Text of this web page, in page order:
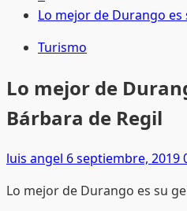
Lo mejor de Durango es
Turismo
Lo mejor de
Bárbara de Regil
luis angel 6 septiembre, 2019
Lo mejor de Durango es su